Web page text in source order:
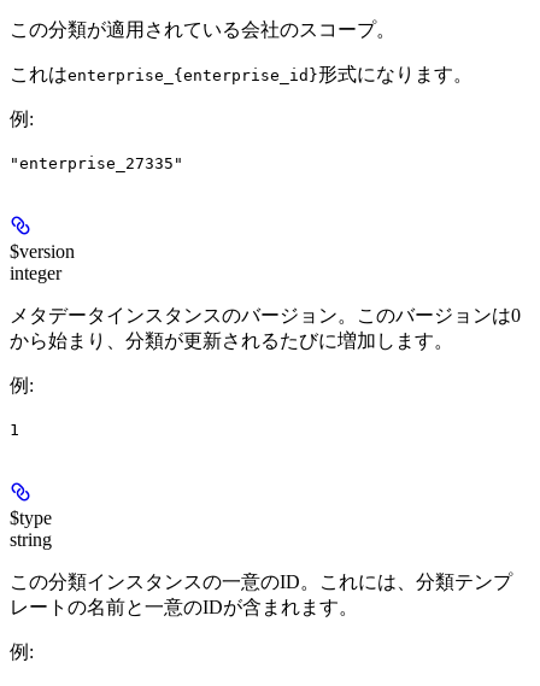
この分類が適用されている会社のスコープ。
これはenterprise_{enterprise_id}形式になります。
例 :
"enterprise_27335"
$version
integer
メタデータインスタンスのバージョン。このバージョンは0
から始まり、分類が更新されるたびに増加します。
例 :
1
$type
string
この分類インスタンスの一意のID。これには、分類テンプ
レートの名前と一意のIDが含まれます。
例 :